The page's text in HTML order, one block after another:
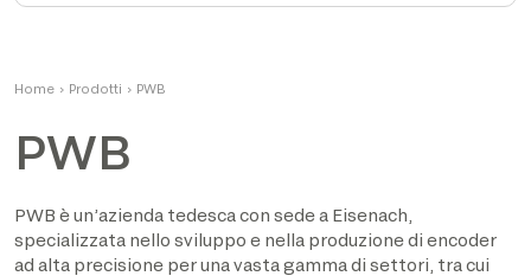
Home › Prodotti › PWB
PWB
PWB è un’azienda tedesca con sede a Eisenach,
specializzata nello sviluppo e nella produzione di encoder
ad alta precisione per una vasta gamma di settori, tra cui